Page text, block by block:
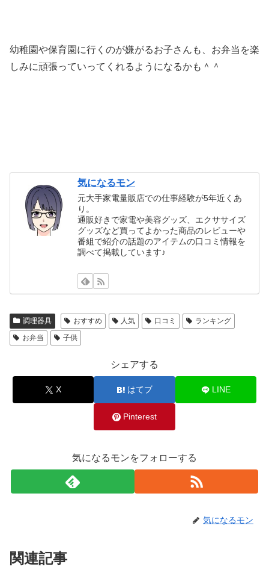
幼稚園や保育園に行くのが嫌がるお子さんも、お弁当を楽
しみに頑張っていってくれるようになるかも＾＾
気になるモン
元大手家電量販店での仕事経験が5年近くあ
り。
通販好きで家電や美容グッズ、エクササイズ
グッズなど買ってよかった商品のレビューや
番組で紹介の話題のアイテムの口コミ情報を
調べて掲載しています♪
調理器具 おすすめ 人気 口コミ
ランキング
お弁当
子供
シェアする
X はてブ LINE
Pinterest
気になるモンをフォローする
気になるモン
関連記事